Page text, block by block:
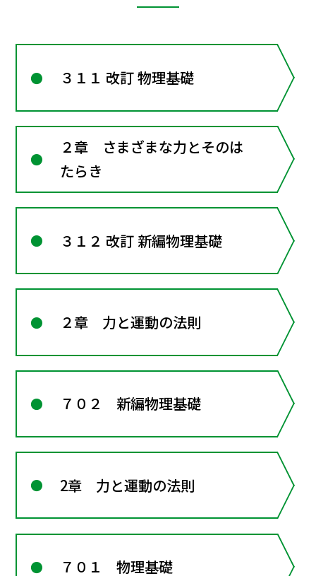
３１１ 改訂 物理基礎
２章 さまざまな力とそのは
たらき
３１２ 改訂 新編物理基礎
２章 力と運動の法則
７０２ 新編物理基礎
2章 力と運動の法則
７０１ 物理基礎